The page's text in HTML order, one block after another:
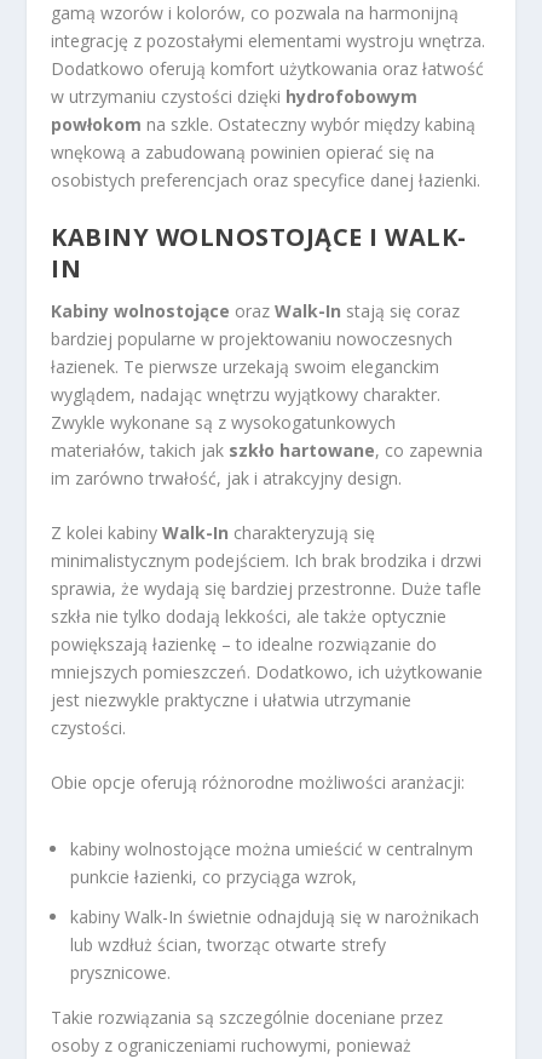
gamą wzorów i kolorów, co pozwala na harmonijną
integrację z pozostałymi elementami wystroju wnętrza.
Dodatkowo oferują komfort użytkowania oraz łatwość
w utrzymaniu czystości dzięki hydrofobowym
powłokom na szkle. Ostateczny wybór między kabiną
wnękową a zabudowaną powinien opierać się na
osobistych preferencjach oraz specyfice danej łazienki.
KABINY WOLNOSTOJĄCE I WALK-
IN
Kabiny wolnostojące orazWalk-In stają się coraz
bardziej popularne w projektowaniu nowoczesnych
łazienek. Te pierwsze urzekają swoim eleganckim
wyglądem, nadając wnętrzu wyjątkowy charakter.
Zwykle wykonane są z wysokogatunkowych
materiałów, takich jak szkło hartowane, co zapewnia
im zarówno trwałość, jak i atrakcyjny design.
Z kolei kabinyWalk-In charakteryzują się
minimalistycznym podejściem. Ich brak brodzika i drzwi
sprawia, że wydają się bardziej przestronne. Duże tafle
szkła nie tylko dodają lekkości, ale także optycznie
powiększają łazienkę – to idealne rozwiązanie do
mniejszych pomieszczeń. Dodatkowo, ich użytkowanie
jest niezwykle praktyczne i ułatwia utrzymanie
czystości.
Obie opcje oferują różnorodne możliwości aranżacji:
kabiny wolnostojące można umieścić w centralnym
punkcie łazienki, co przyciąga wzrok,
kabiny Walk-In świetnie odnajdują się w narożnikach
lub wzdłuż ścian, tworząc otwarte strefy
prysznicowe.
Takie rozwiązania są szczególnie doceniane przez
osoby z ograniczeniami ruchowymi, ponieważ